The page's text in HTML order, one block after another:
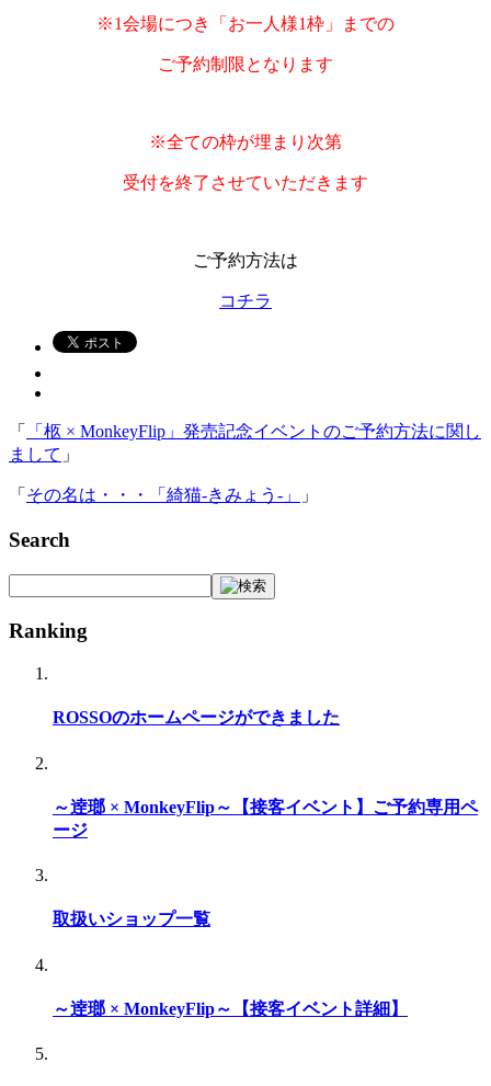
※1会場につき「お一人様1枠」までの
ご予約制限となります
※全ての枠が埋まり次第
受付を終了させていただきます
ご予約方法は
コチラ
「
「柩 × MonkeyFlip」発売記念イベントのご予約方法に関し
まして 」
「 その名は・・・「綺猫-きみょう-」 」
Search
Ranking
ROSSOのホームページができました
～逹瑯 × MonkeyFlip～【接客イベント】ご予約専用ペ
ージ
取扱いショップ一覧
～逹瑯 × MonkeyFlip～【接客イベント詳細】